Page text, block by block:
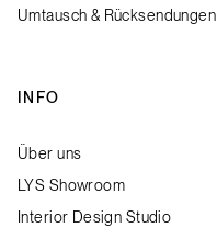
Umtausch & Rücksendungen
INFO
Über uns
LYS Showroom
Interior Design Studio